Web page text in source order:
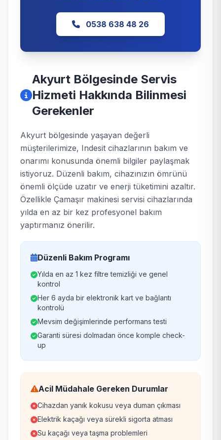
0538 638 48 26
Akyurt Bölgesinde Servis
Hizmeti Hakkında Bilinmesi
Gerekenler
Akyurt bölgesinde yaşayan değerli
müşterilerimize, Indesit cihazlarının bakım ve
onarımı konusunda önemli bilgiler paylaşmak
istiyoruz. Düzenli bakım, cihazınızın ömrünü
önemli ölçüde uzatır ve enerji tüketimini azaltır.
Özellikle Çamaşır makinesi servisi cihazlarında
yılda en az bir kez profesyonel bakım
yaptırmanız önerilir.
Düzenli Bakım Programı
Yılda en az 1 kez filtre temizliği ve genel
kontrol
Her 6 ayda bir elektronik kart ve bağlantı
kontrolü
Mevsim değişimlerinde performans testi
Garanti süresi dolmadan önce komple check-
up
Acil Müdahale Gereken Durumlar
Cihazdan yanık kokusu veya duman çıkması
Elektrik kaçağı veya sürekli sigorta atması
Su kaçağı veya taşma problemleri